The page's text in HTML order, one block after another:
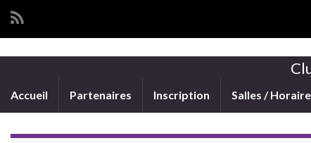
Accueil Partenaires Inscription Salles /